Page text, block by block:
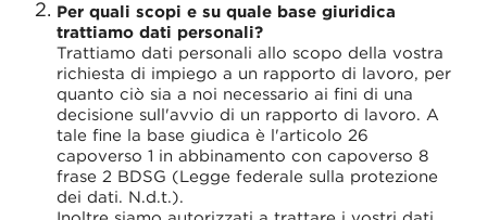
Per quali scopi e su quale base giuridica
trattiamo dati personali?
Trattiamo dati personali allo scopo della vostra
richiesta di impiego a un rapporto di lavoro, per
quanto ciò sia a noi necessario ai fini di una
decisione sull'avvio di un rapporto di lavoro. A
tale fine la base giudica è l'articolo 26
capoverso 1 in abbinamento con capoverso 8
frase 2 BDSG (Legge federale sulla protezione
dei dati. N.d.t.).